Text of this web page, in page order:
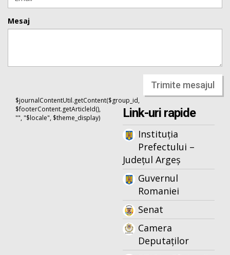
Mesaj
Trimite mesajul
$journalContentUtil.getContent($group_id,
$footerContent.getArticleId(),
"", "$locale", $theme_display)
Link-uri rapide
Instituția
Prefectului –
Județul Argeș
Guvernul
Romaniei
Senat
Camera
Deputaților